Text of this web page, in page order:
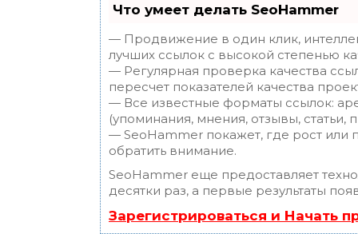
Что умеет делать SeoHammer
— Продвижение в один клик,
лучших ссылок с высокой степенью
— Регулярная проверка качества
пересчет показателей качества
— Все известные форматы ссылок:
(упоминания, мнения, отзывы, статьи,
— SeoHammer покажет, где рост или
обратить внимание.
SeoHammer еще предоставляет
десятки раз, а первые результаты
Зарегистрироваться и Начать